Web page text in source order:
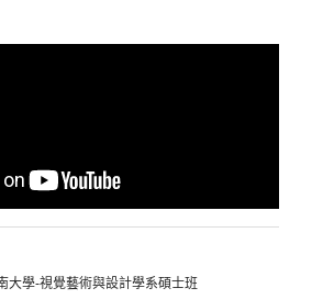
大學-視覺藝術與設計學系碩士班